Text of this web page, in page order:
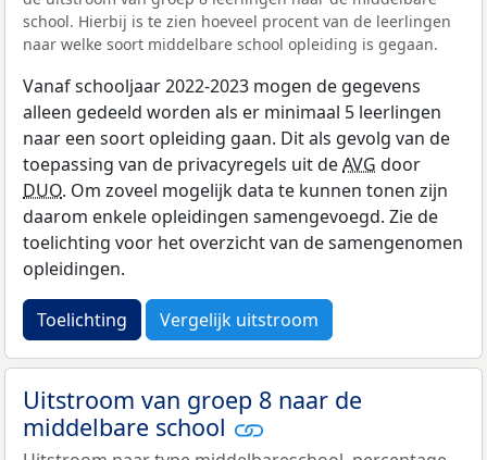
school. Hierbij is te zien hoeveel procent van de leerlingen
naar welke soort middelbare school opleiding is gegaan.
Vanaf schooljaar 2022-2023 mogen de gegevens
alleen gedeeld worden als er minimaal 5 leerlingen
naar een soort opleiding gaan. Dit als gevolg van de
toepassing van de privacyregels uit deAVG door
DUO. Om zoveel mogelijk data te kunnen tonen zijn
daarom enkele opleidingen samengevoegd. Zie de
toelichting voor het overzicht van de samengenomen
opleidingen.
Toelichting Vergelijk uitstroom
Uitstroom van groep 8 naar de
middelbare school